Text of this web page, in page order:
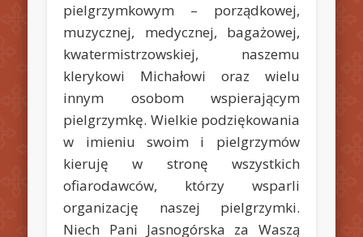
pielgrzymkowym – porządkowej,
muzycznej, medycznej, bagażowej,
kwatermistrzowskiej, naszemu
klerykowi Michałowi oraz wielu
innym osobom wspierającym
pielgrzymkę. Wielkie podziękowania
w imieniu swoim i pielgrzymów
kieruję w stronę wszystkich
ofiarodawców, którzy wsparli
organizację naszej pielgrzymki.
Niech Pani Jasnogórska za Waszą